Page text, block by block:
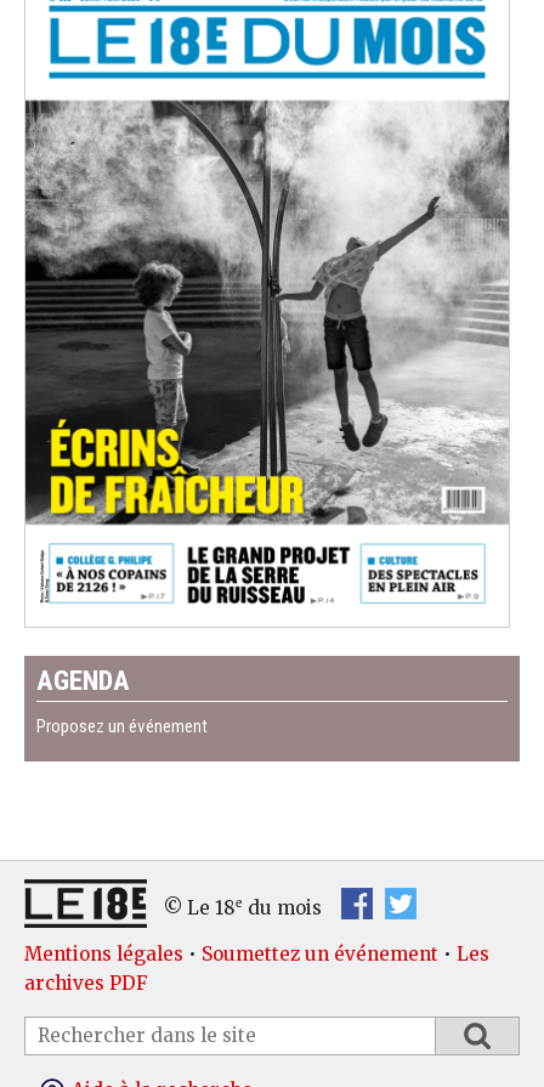
AGENDA
Proposez un événement
© Le 18e du mois
Mentions légales • Soumettez un événement • Les
archives PDF